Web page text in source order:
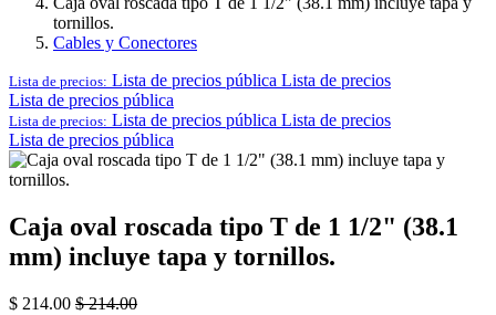
tornillos.
Cables y Conectores
Lista de precios: Lista de precios pública Lista de precios
Lista de precios pública
Lista de precios: Lista de precios pública Lista de precios
Lista de precios pública
Caja oval roscada tipo T de 1 1/2" (38.1
mm) incluye tapa y tornillos.
$ 214.00 $214.00